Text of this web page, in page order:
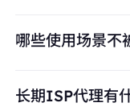
亚马逊、
哪些使用场景不
滥用、未经授权访
长期ISP代理有